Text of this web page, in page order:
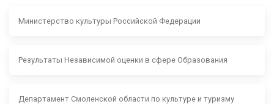
Министерство культуры Российской Федерации
Результаты Независимой оценки в сфере Образования
Департамент Смоленской области по культуре и туризму